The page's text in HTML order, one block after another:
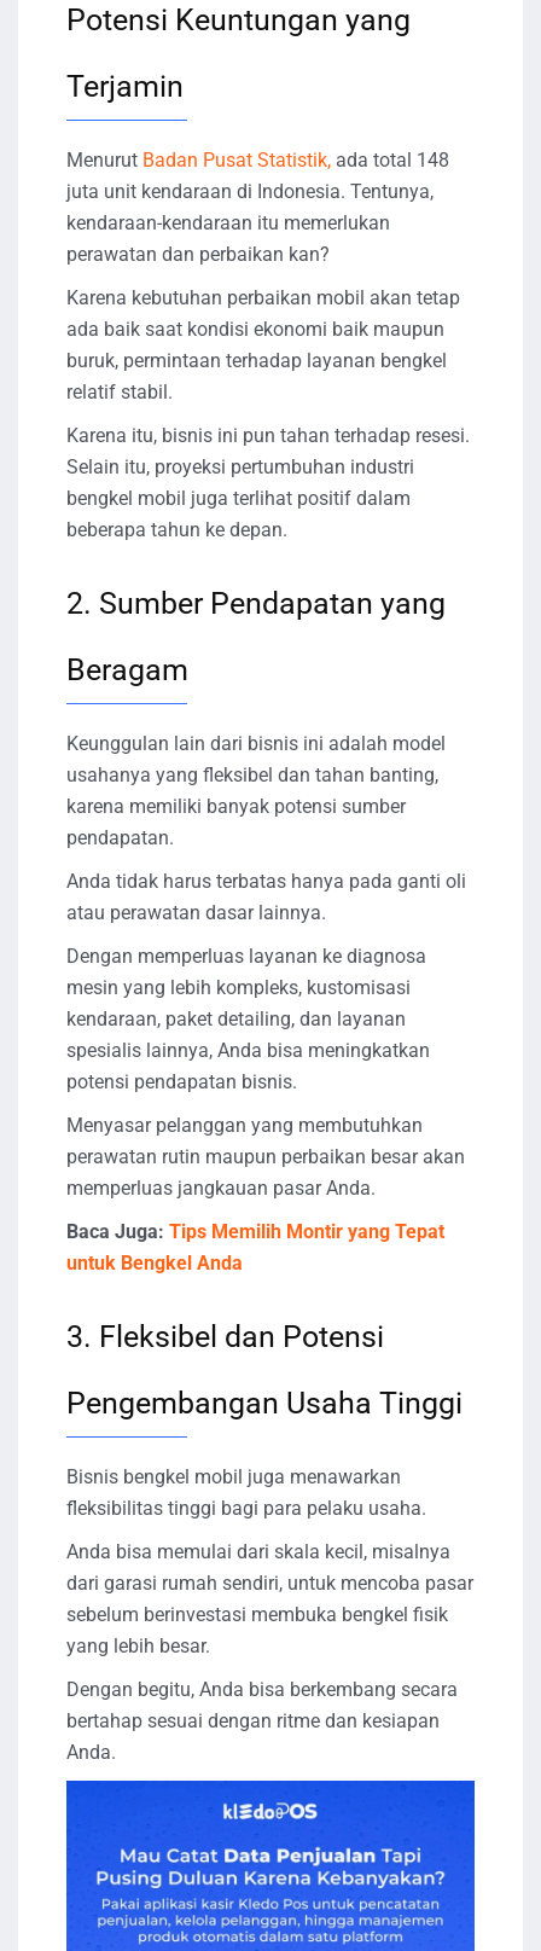
Potensi Keuntungan yang
Terjamin
Menurut Badan Pusat Statistik, ada total 148
juta unit kendaraan di Indonesia. Tentunya,
kendaraan-kendaraan itu memerlukan
perawatan dan perbaikan kan?
Karena kebutuhan perbaikan mobil akan tetap
ada baik saat kondisi ekonomi baik maupun
buruk, permintaan terhadap layanan bengkel
relatif stabil.
Karena itu, bisnis ini pun tahan terhadap resesi.
Selain itu, proyeksi pertumbuhan industri
bengkel mobil juga terlihat positif dalam
beberapa tahun ke depan.
2. Sumber Pendapatan yang
Beragam
Keunggulan lain dari bisnis ini adalah model
usahanya yang fleksibel dan tahan banting,
karena memiliki banyak potensi sumber
pendapatan.
Anda tidak harus terbatas hanya pada ganti oli
atau perawatan dasar lainnya.
Dengan memperluas layanan ke diagnosa
mesin yang lebih kompleks, kustomisasi
kendaraan, paket detailing, dan layanan
spesialis lainnya, Anda bisa meningkatkan
potensi pendapatan bisnis.
Menyasar pelanggan yang membutuhkan
perawatan rutin maupun perbaikan besar akan
memperluas jangkauan pasar Anda.
Baca Juga: Tips Memilih Montir yang Tepat
untuk Bengkel Anda
3. Fleksibel dan Potensi
Pengembangan Usaha Tinggi
Bisnis bengkel mobil juga menawarkan
fleksibilitas tinggi bagi para pelaku usaha.
Anda bisa memulai dari skala kecil, misalnya
dari garasi rumah sendiri, untuk mencoba pasar
sebelum berinvestasi membuka bengkel fisik
yang lebih besar.
Dengan begitu, Anda bisa berkembang secara
bertahap sesuai dengan ritme dan kesiapan
Anda.